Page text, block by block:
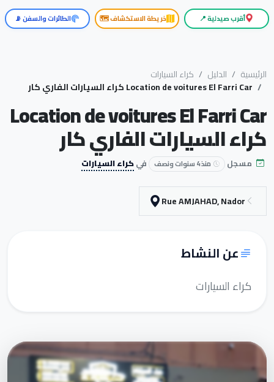
أقرب صيدلية 📍 خريطة الاستكشاف 🗺️ الطائرات والسفن 📡
الرئيسية الدليل
كراء السيارات
Location de voitures El Farri Car كراء السيارات الفاري كار
Location de voitures El Farri Car
كراء السيارات الفاري كار
مسجل منذ 4 سنوات ونصف فيكراء السيارات
Rue AMJAHAD, Nador
عن النشاط
كراء السيارات